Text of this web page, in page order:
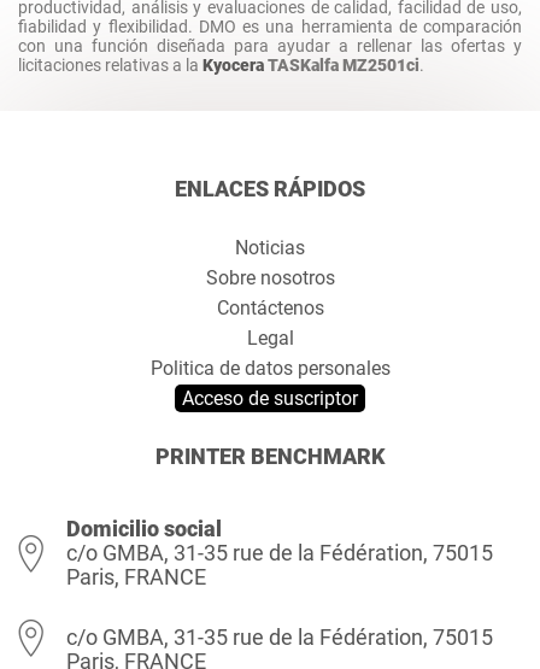
productividad, análisis y evaluaciones de calidad, facilidad de uso,
fiabilidad y flexibilidad. DMO es una herramienta de comparación
con una función diseñada para ayudar a rellenar las ofertas y
licitaciones relativas a la KyoceraTASKalfa MZ2501ci.
ENLACES RÁPIDOS
Noticias
Sobre nosotros
Contáctenos
Legal
Politica de datos personales
Acceso de suscriptor
PRINTER BENCHMARK
Domicilio social
c/o GMBA, 31-35 rue de la Fédération, 75015
Paris, FRANCE
c/o GMBA, 31-35 rue de la Fédération, 75015
Paris, FRANCE